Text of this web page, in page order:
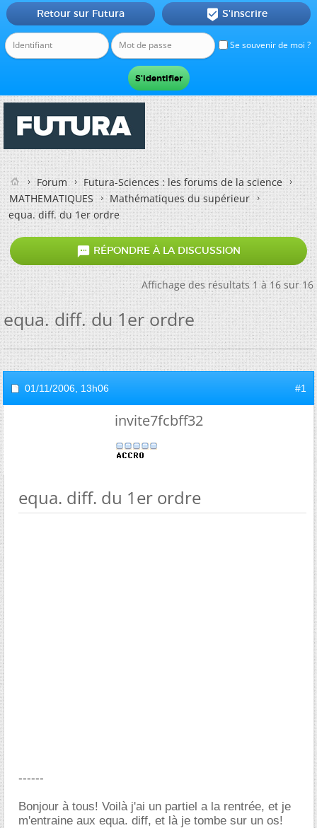
Se souvenir de moi ?
Retour sur Futura  S'inscrire
Forum
Futura-Sciences : les forums de la science
MATHEMATIQUES
Mathématiques du supérieur
equa. diff. du 1er ordre
 RÉPONDRE À LA DISCUSSION
Affichage des résultats 1 à 16 sur 16
equa. diff. du 1er ordre
01/11/2006, 13h06 #1
invite7fcbff32
equa. diff. du 1er ordre
------
Bonjour à tous! Voilà j'ai un partiel a la rentrée, et je
m'entraine aux equa. diff, et là je tombe sur un os!